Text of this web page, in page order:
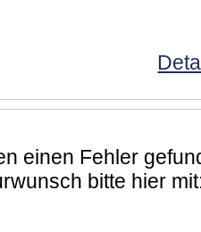
einen Fehler
bitte hier